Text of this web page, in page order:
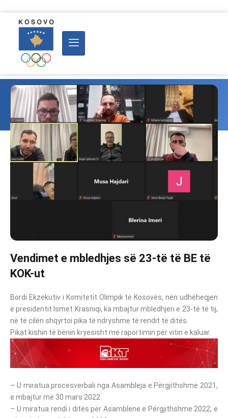
Vendimet e mbledhjes së 23-të të BE të
KOK-ut
Bordi Ekzekutiv i Komitetit Olimpik të Kosovës, nën udhëheqjen
e presidentit Ismet Krasniqi, ka mbajtur mbledhjen e 23-të të tij,
në të cilën shqyrtoi pika të ndryshme të rendit të ditës.
Pikat kishin të bënin kryesisht me raportimin për vitin e kaluar.
– U miratua procesverbali nga Asambleja e Përgjithshme 2021,
e mbajtur më 30 mars 2022
– U miratua rendi i ditës për Asamblenë e Përgjithshme 2022, e